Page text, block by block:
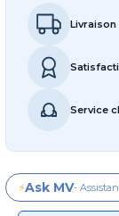
Service
⚡Ask MV-